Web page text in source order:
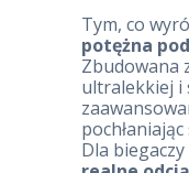
Tym, co
potężna
Zbudowana
ultralekkiej i
Dla